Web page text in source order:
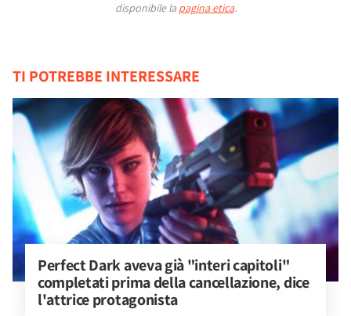
disponibile la pagina etica.
TI POTREBBE INTERESSARE
Perfect Dark aveva già "interi capitoli"
completati prima della cancellazione, dice
l'attrice protagonista